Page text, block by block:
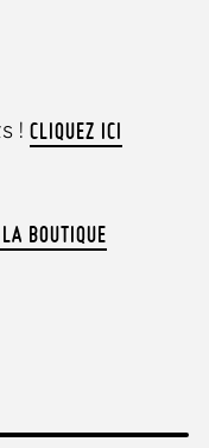
!CLIQUEZ ICI
BOUTIQUE